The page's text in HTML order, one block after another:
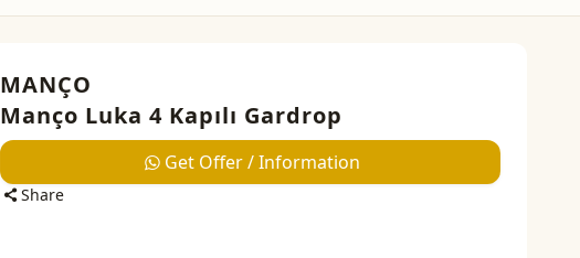
MANÇO
Manço Luka 4 Kapılı Gardrop
Get Offer / Information
Share